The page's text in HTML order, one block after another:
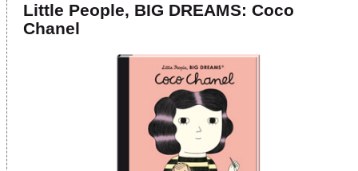
Little People, BIG DREAMS: Coco
Chanel